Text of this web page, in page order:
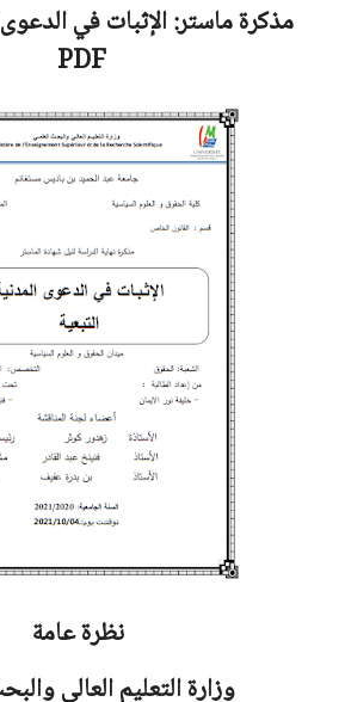
مذكرة ماستر:الإثبات في
PDF
نظرة عامة
وزارة التعليم العالي